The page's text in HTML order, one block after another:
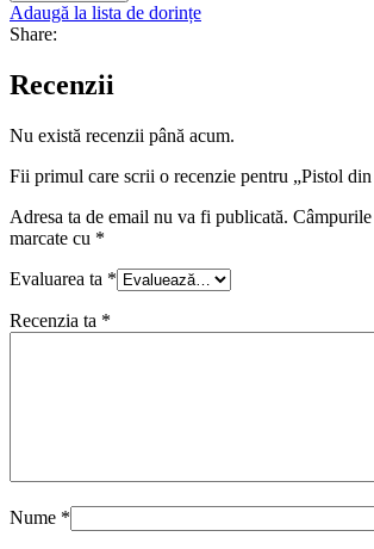
Adaugă la lista de dorințe
Share:
Recenzii
Nu există recenzii până acum.
Fii primul care scrii o recenzie pentru „Pistol
Adresa ta de email nu va fi publicată.
marcate cu *
Evaluarea ta *
Recenzia ta *
Nume *